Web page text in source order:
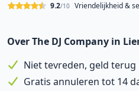
Vriendelijkheid &
9.2/10
Over The DJ Company in
Niet tevreden, geld terug
Gratis annuleren tot 14